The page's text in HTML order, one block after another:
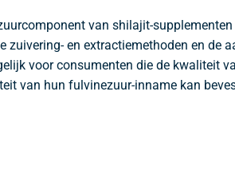
van shilajit-
en extractiemethoden en
voor consumenten die de kwaliteit
van hun fulvinezuur-inname kan